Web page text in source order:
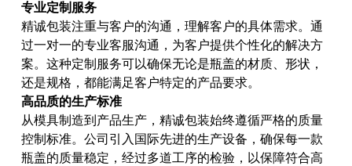
专业定制服务
精诚包装注重与客户的沟通，理解客户的具体需求。通
过一对一的专业客服沟通，为客户提供个性化的解决方
案。这种定制服务可以确保无论是瓶盖的材质、形状，
还是规格，都能满足客户特定的产品要求。
高品质的生产标准
从模具制造到产品生产，精诚包装始终遵循严格的质量
控制标准。公司引入国际先进的生产设备，确保每一款
瓶盖的质量稳定，经过多道工序的检验，以保障符合高